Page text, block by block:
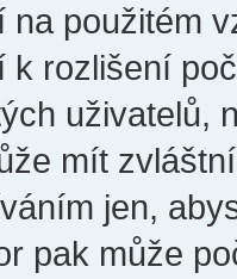
na použitém
k rozlišení
uživatelů,
mít
jen,
pak může